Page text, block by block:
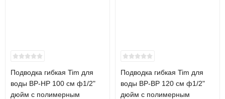
Подводка гибкая Tim для
воды ВР-НР 100 см ф1/2"
дюйм с полимерным
Подводка гибкая Tim для
воды ВР-ВР 120 см ф1/2"
дюйм с полимерным